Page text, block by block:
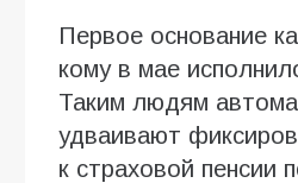
Первое основание
кому в мае
Таким людям
удваивают
к страховой пенсии